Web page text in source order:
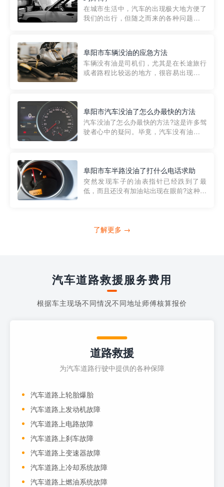
在城市生活中，汽车的出现极大地方便了
我们的出行，但随之而来的各种问题也让
紧急情况下，我们需要一种高效可靠的救
援方式。而这时，地库救援专...
阜阳市车辆没油的应急方法
车辆没有油是司机们，尤其是在长途旅行
或者路程比较远的地方，很容易出现这种
的送油师傅，解决没油的紧急情况。 首
先，让我们来了解一下穿...
阜阳市汽车没油了怎么办最快的方法
汽车没油了怎么办最快的方法?这是许多驾
驶者心中的疑问。毕竟，汽车没有油就无
越者小程序是一款专门解决汽车没油问题
的在线服务平台。通过...
阜阳市车半路没油了打什么电话求助
突然发现车子的油表指针已经跌到了最
低，而且还没有加油站出现在眼前?这种情
打4006363122请求送油人员来帮助你。
了解更多 →
汽车道路救援服务费用
根据车主现场不同情况不同地址师傅核算报价
道路救援
为汽车道路行驶中提供的各种保障
汽车道路上轮胎爆胎
汽车道路上发动机故障
汽车道路上电路故障
汽车道路上刹车故障
汽车道路上变速器故障
汽车道路上冷却系统故障
汽车道路上燃油系统故障